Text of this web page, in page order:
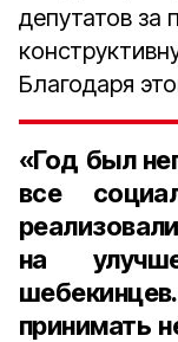
депутатов за
Благодаря
«Год был
все
на
принимать